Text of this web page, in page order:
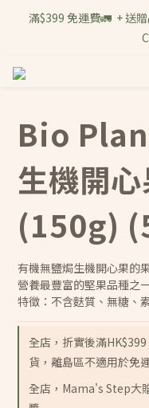
滿$399 免運費🚛  + 送
Bio
生機開
(150g)
有機無鹽焗生機開心果的
營養最豐富的堅果品種之
特徵：不含麩質、無糖、
全店，折實後滿
貨，離島區不適用於免運
全店，Mama's Step大